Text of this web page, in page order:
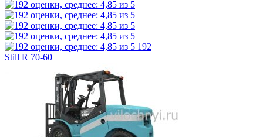
192
Still R 70-60